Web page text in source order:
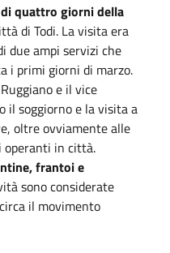
quattro giorni della
di Todi. La visita era
due ampi servizi che
i primi giorni di marzo.
e il vice
il soggiorno e la visita a
oltre ovviamente alle
operanti in città.
frantoi e
sono considerate
il movimento